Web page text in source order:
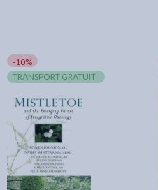
-10%
TRANSPORT GRATUIT